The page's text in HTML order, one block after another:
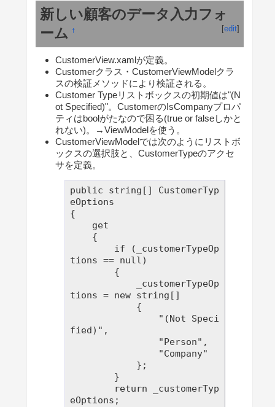
新しい顧客のデータ入力フォ
ーム
† [edit]
CustomerView.xamlが定義。
Customerクラス・CustomerViewModelクラ
スの検証メソッドにより検証される。
Customer Typeリストボックスの初期値は"(N
ot Specified)"。CustomerのIsCompanyプロパ
ティはboolがたなので困る(true or falseしかと
れない)。→ViewModelを使う。
CustomerViewModelでは次のようにリストボ
ックスの選択肢と、CustomerTypeのアクセ
サを定義。
public string[] CustomerTyp
eOptions
{
tions == null)
tions = new string[]
fied)",
eOptions;